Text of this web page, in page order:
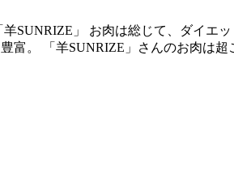
SUNRIZE」 お肉は総じて、ダイエ
富。 「羊SUNRIZE」さんのお肉は